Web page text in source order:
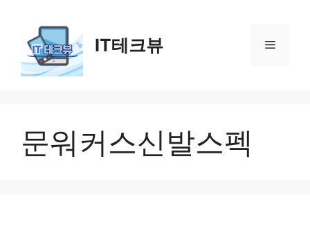
IT테크뷰 메
문워커스신발스펙